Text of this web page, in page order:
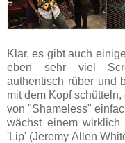
Klar, es gibt auch
eben sehr viel
authentisch rüber und
mit dem Kopf
von "Shameless"
wächst einem
'Lip' (Jeremy Allen